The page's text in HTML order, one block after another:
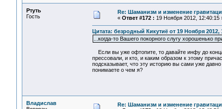
Ртуть
Гость
Re: Шаманизм и изменение
« Ответ #172 : 19 Ноября 2012, 12:40:15
Цитата: безродный Кикутиё от 19 Ноября 2012,
...когда-то Вашего покорного слугу хорошенько
Если вы уже офтопите, то давайте инфу до
прессовали, и кто, и каким образом к этому
подсказывает, что эту историю вы сами уже
понимаете о чем я?
Владислав
Re: Шаманизм и изменение